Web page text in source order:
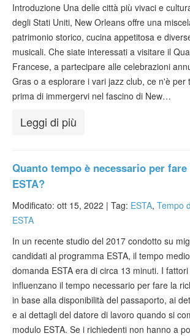
Introduzione Una delle città più vivaci e
degli Stati Uniti, New Orleans offre una
patrimonio storico, cucina appetitosa e
musicali. Che siate interessati a visitare il
Francese, a partecipare alle celebrazioni
Gras o a esplorare i vari jazz club, ce n'è per
prima di immergervi nel fascino di New…
Leggi di più
Quanto tempo è necessario per
ESTA?
Modificato: ott 15, 2022 | Tag: ESTA, Tempo
ESTA
In un recente studio del 2017 condotto su
candidati al programma ESTA, il tempo
domanda ESTA era di circa 13 minuti. I
influenzano il tempo necessario per fare la
in base alla disponibilità del passaporto, ai
e ai dettagli del datore di lavoro quando si
modulo ESTA. Se i richiedenti non hanno a